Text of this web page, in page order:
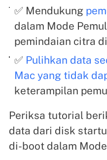
✅ Mendukung
dalam Mode
pemindaian citra
✅ Pulihkan data
Mac yang tidak
keterampilan
Periksa tutorial
data dari disk
di-boot dalam